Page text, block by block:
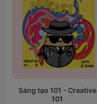
Sáng tạo 101 - Creative
101